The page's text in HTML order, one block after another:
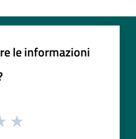
le informazioni